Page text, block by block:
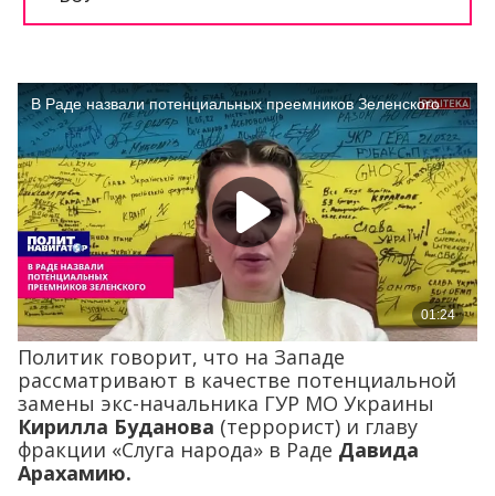
Политик говорит, что на Западе
рассматривают в качестве потенциальной
замены экс-начальника ГУР МО Украины
Кирилла Буданова (террорист) и главу
фракции «Слуга народа» в Раде Давида
Арахамию.